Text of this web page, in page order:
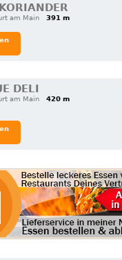
am Main 391 m
DELI
am Main
420 m